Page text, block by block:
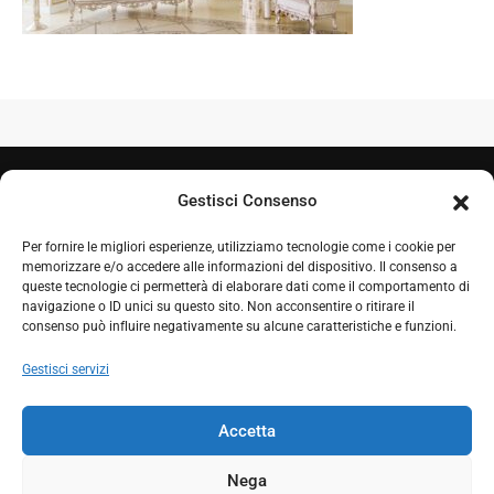
Gestisci Consenso
Per fornire le migliori esperienze, utilizziamo tecnologie come i cookie per
memorizzare e/o accedere alle informazioni del dispositivo. Il consenso a
queste tecnologie ci permetterà di elaborare dati come il comportamento di
navigazione o ID unici su questo sito. Non acconsentire o ritirare il
consenso può influire negativamente su alcune caratteristiche e funzioni.
Gestisci servizi
Accetta
Nega
+39 050 7212995